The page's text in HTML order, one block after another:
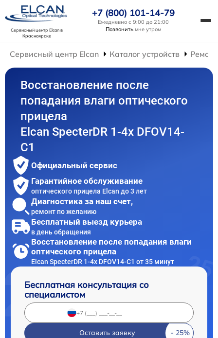
Сервисный центр Elcanв
Красноярске
+7 (800) 101-14-79
Ежедневно с 9:00 до 21:00
Позвонить мне утром
Сервисный центр Elcan Каталог устройств
Восстановление после
попадания влаги оптического
прицела
Elcan SpecterDR 1-4x DFOV14-
C1
Официальный сервис
Гарантийное обслуживание
оптического прицела Elcan до 3 лет
Диагностика за наш счет,
ремонт по желанию
Бесплатный выезд курьера
в день обращения
Восстановление после попадания влаги
оптического прицела
Elcan SpecterDR 1-4x DFOV14-C1 от 35 минут
Бесплатная консультация со
специалистом
Оставить заявку